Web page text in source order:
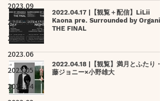
2023.09
2023.08
2023.07
2023.06
2023.05
2023.04
2022.04.17 |【観覧＋配信】LiLii
Kaona pre. Surrounded by
THE FINAL
2022.04.18 |【観覧】満月とふたり・
藤ジョニー×小野雄大